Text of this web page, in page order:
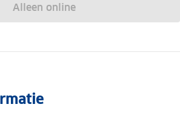
Alleen online